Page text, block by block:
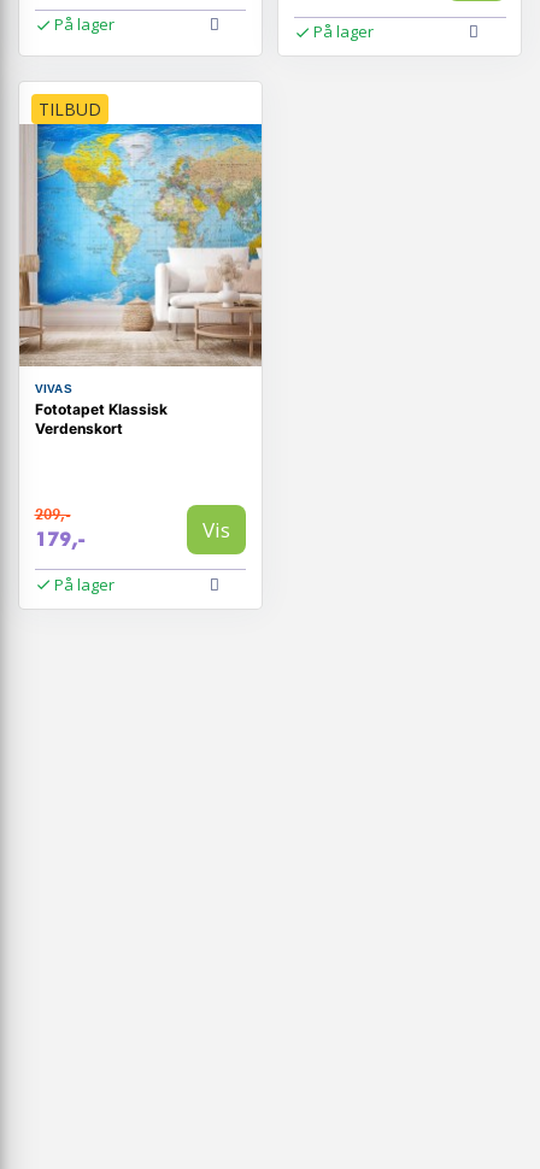
På lager På lager
TILBUD
VIVAS
Fototapet Klassisk
Verdenskort
209,-
179,- Vis
På lager